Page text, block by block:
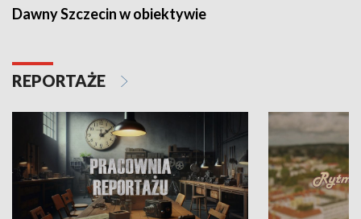
Dawny Szczecin w obiektywie
REPORTAŻE